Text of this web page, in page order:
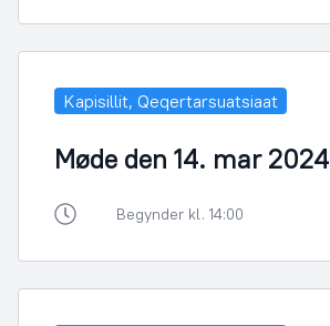
Kapisillit, Qeqertarsuatsiaat
Møde den 14. mar 2024
Begynder kl. 14:00